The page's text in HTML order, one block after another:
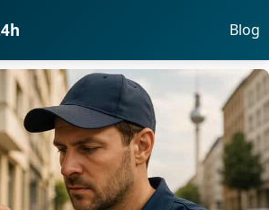
Blog